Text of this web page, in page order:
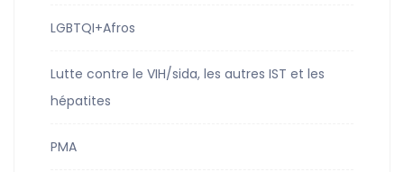
LGBTQI+Afros
Lutte contre le VIH/sida, les autres IST et les
hépatites
PMA